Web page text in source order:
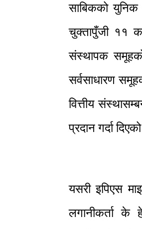
साबिकको युनिक
चुक्तापुँजी ११
संस्थापक
सर्वसाधारण
वित्तीय
प्रदान गर्दा
यसरी इपिएस
लगानीकर्ता के